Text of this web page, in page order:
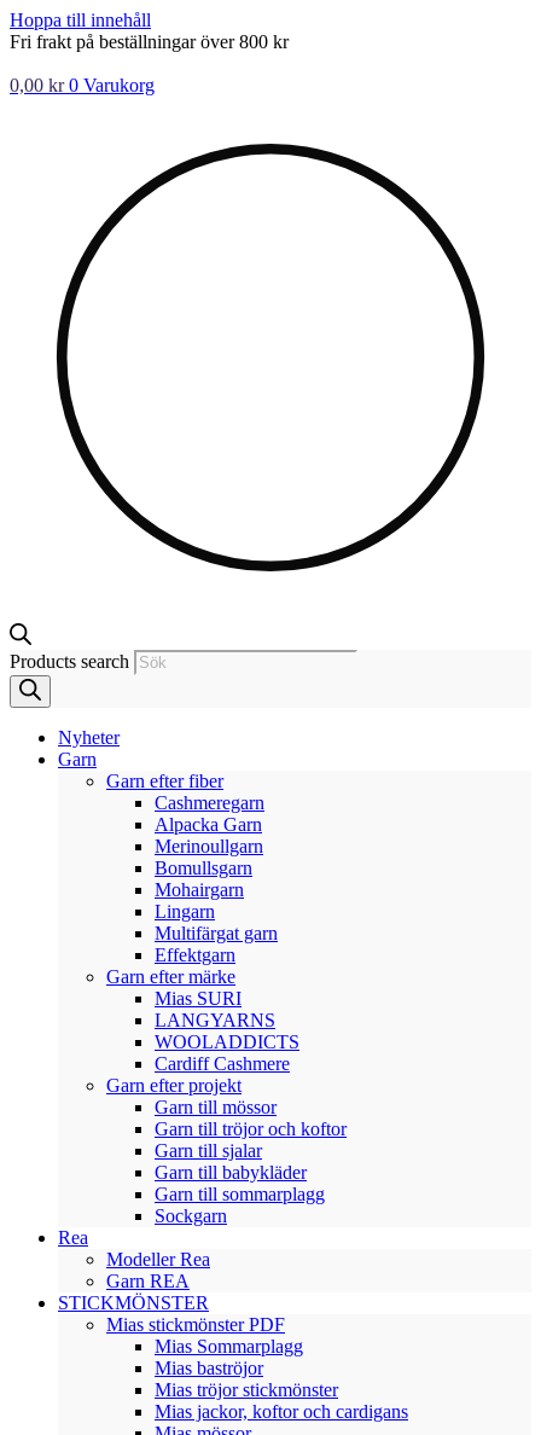
Hoppa till innehåll
Fri frakt på beställningar över 800 kr
0,00 kr 0 Varukorg
Products search
Nyheter
Garn
Garn efter fiber
Cashmeregarn
Alpacka Garn
Merinoullgarn
Bomullsgarn
Mohairgarn
Lingarn
Multifärgat garn
Effektgarn
Garn efter märke
Mias SURI
LANGYARNS
WOOLADDICTS
Cardiff Cashmere
Garn efter projekt
Garn till mössor
Garn till tröjor och koftor
Garn till sjalar
Garn till babykläder
Garn till sommarplagg
Sockgarn
Rea
Modeller Rea
Garn REA
STICKMÖNSTER
Mias stickmönster PDF
Mias Sommarplagg
Mias baströjor
Mias tröjor stickmönster
Mias jackor, koftor och cardigans